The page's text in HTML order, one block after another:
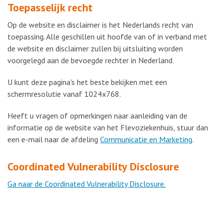
Toepasselijk recht
Op de website en disclaimer is het Nederlands recht van
toepassing. Alle geschillen uit hoofde van of in verband met
de website en disclaimer zullen bij uitsluiting worden
voorgelegd aan de bevoegde rechter in Nederland.
U kunt deze pagina's het beste bekijken met een
schermresolutie vanaf 1024x768.
Heeft u vragen of opmerkingen naar aanleiding van de
informatie op de website van het Flevoziekenhuis, stuur dan
een e-mail naar de afdeling Communicatie en Marketing.
Coordinated Vulnerability Disclosure
Ga naar de Coordinated Vulnerability Disclosure.